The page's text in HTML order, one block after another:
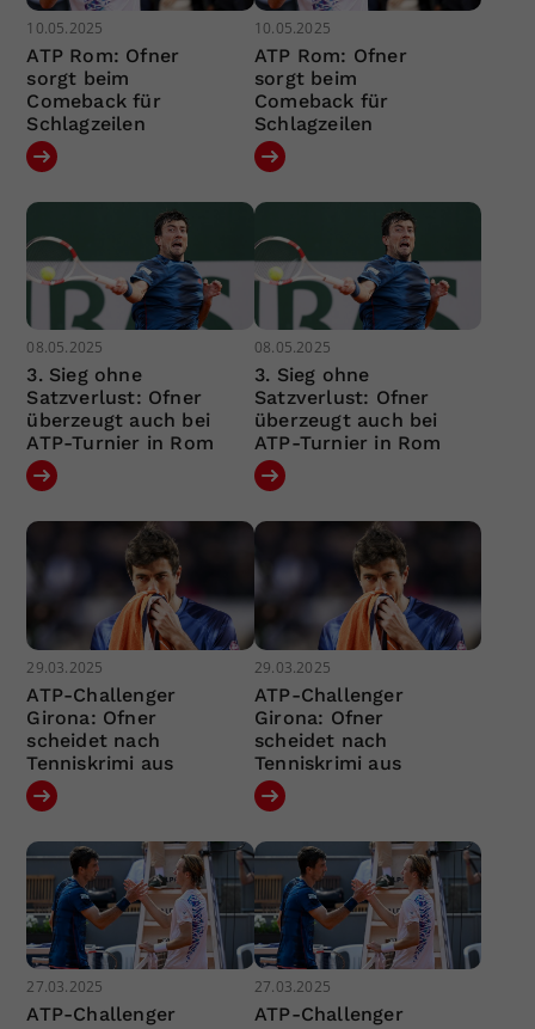
10.05.2025
ATP Rom: Ofner
sorgt beim
Comeback für
Schlagzeilen
10.05.2025
ATP Rom: Ofner
sorgt beim
Comeback für
Schlagzeilen
08.05.2025
3. Sieg ohne
Satzverlust: Ofner
überzeugt auch bei
ATP-Turnier in Rom
08.05.2025
3. Sieg ohne
Satzverlust: Ofner
überzeugt auch bei
ATP-Turnier in Rom
29.03.2025
ATP-Challenger
Girona: Ofner
scheidet nach
Tenniskrimi aus
29.03.2025
ATP-Challenger
Girona: Ofner
scheidet nach
Tenniskrimi aus
27.03.2025
ATP-Challenger
27.03.2025
ATP-Challenger